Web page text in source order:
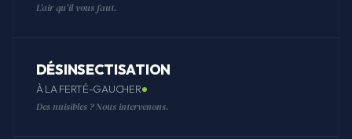
L'air qu'il vous faut.
DÉSINSECTISATION
À LA FERTÉ-GAUCHER
Des nuisibles ? Nous intervenons.